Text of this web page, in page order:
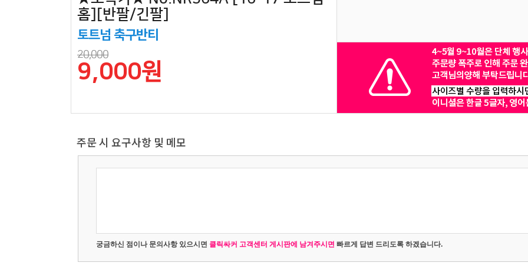
홈][반팔/긴팔]
토트넘 축구반티
20,000
9,000원
주문 시 요구사항 및 메모
궁금하신 점이나 문의사항 있으시면 클릭싸커 고객센터 게시판에 남겨주시면 빠르게 답변 드리도록 하겠습니다.